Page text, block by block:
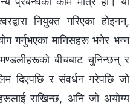
नियुक्त गरिएका होइनन्,
गर्नुभएका मानिसहरू भनेर भन्‍न
बीचबाट चुनिन्छन् र
दिएपछि र संवर्धन गरेपछि जो
राखिन्छ, अनि जो अयोग्य